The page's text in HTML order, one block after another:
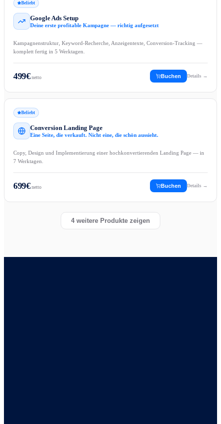
Beliebt
Google Ads Setup
Deine erste profitable Kampagne — richtig aufgesetzt
Kampagnenstruktur, Keyword-Recherche, Anzeigentexte, Conversion-Tracking —
komplett fertig in 5 Werktagen.
499€netto Buchen Details →
Beliebt
Conversion Landing Page
Eine Seite, die verkauft. Nicht eine, die schön aussieht.
Copy, Design und Implementierung einer hochkonvertierenden Landing Page — in
7 Werktagen.
699€netto Buchen Details →
4 weitere Produkte zeigen